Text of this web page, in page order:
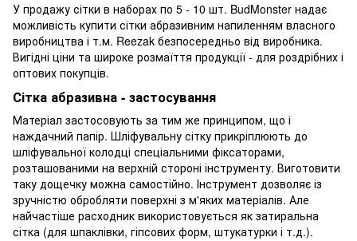
У продажу сітки в наборах по 5 - 10 шт. BudMonster надає
можливість купити сітки абразивним напиленням власного
виробництва і т.м. Reezak безпосередньо від виробника.
Вигідні ціни та широке розмаїття продукції - для роздрібних і
оптових покупців.
Сітка абразивна - застосування
Матеріал застосовують за тим же принципом, що і
наждачний папір. Шліфувальну сітку прикріплюють до
шліфувальної колодці спеціальними фіксаторами,
розташованими на верхній стороні інструменту. Виготовити
таку дощечку можна самостійно. Інструмент дозволяє із
зручністю обробляти поверхні з м'яких матеріалів. Але
найчастіше расходник використовується як затиральна
сітка (для шпаклівки, гіпсових форм, штукатурки і т.д.).